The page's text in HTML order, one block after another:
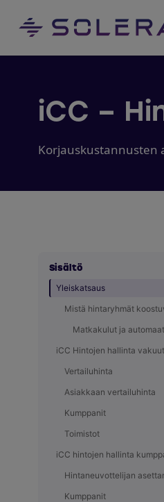
iCC –
Korjauskustannusten
Sisältö
Yleiskatsaus
Mistä hintaryhmät
Matkakulut ja
iCC Hintojen hallinta
Vertailuhinta
Asiakkaan vertailuhinta
Kumppanit
Toimistot
iCC hintojen hallinta
Hintaneuvottelijan
Kumppanit